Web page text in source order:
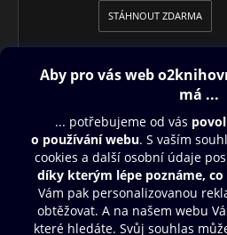
MAGAZÍN + TVČtení na celý
STÁHNOUT ZDARMA
Obsah ke stažení
Moje O2 Knihovna
Další zábava